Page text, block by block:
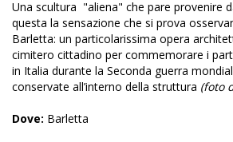
Una scultura "aliena" che pare provenire
questa la sensazione che si prova
Barletta: un particolarissima opera
cimitero cittadino per commemorare i
in Italia durante la Seconda guerra
conservate all’interno della struttura (foto
Dove: Barletta